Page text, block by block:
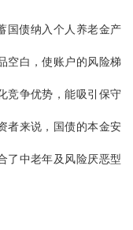
国债纳入个人养老金产
空白，使账户的风险梯
竞争优势，能吸引保守
者来说，国债的本金安
了中老年及风险厌恶型